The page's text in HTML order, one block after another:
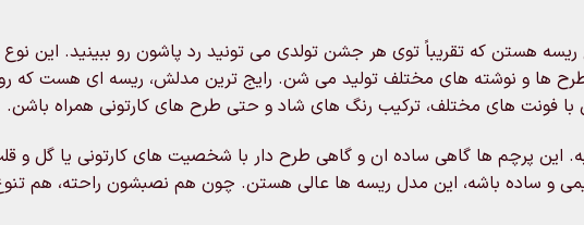
ریسه هستن که تقریباً توی هر جشن تولدی می تونید رد پاشون رو ببینید. این
ها و نوشته های مختلف تولید می شن. رایج ترین مدلش، ریسه ای هست که
این پرچم ها گاهی ساده ان و گاهی طرح دار با شخصیت های کارتونی یا گل و
و ساده باشه، این مدل ریسه ها عالی هستن. چون هم نصبشون راحته، هم